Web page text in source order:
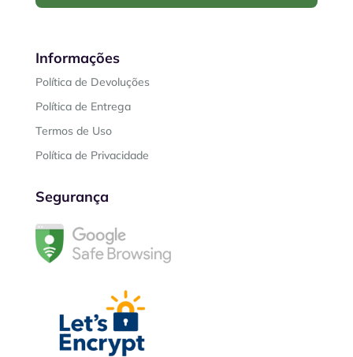
Informações
Política de Devoluções
Política de Entrega
Termos de Uso
Política de Privacidade
Segurança